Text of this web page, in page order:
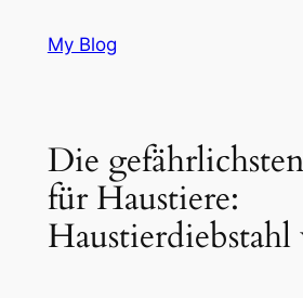
My Blog
Die
für Haustiere: